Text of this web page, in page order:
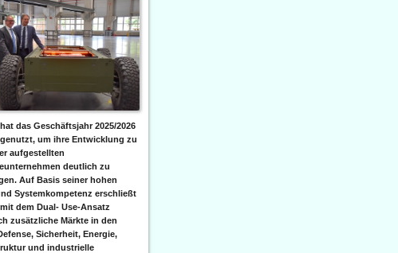
das Geschäftsjahr 2025/2026
um ihre Entwicklung zu
aufgestellten
deutlich zu
Auf Basis seiner hohen
Systemkompetenz erschließt
dem Dual- Use-Ansatz
zusätzliche Märkte in den
Sicherheit, Energie,
und industrielle